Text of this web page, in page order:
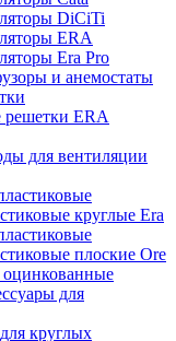
DiCiTi
ERA
Era Pro
и анемостаты
ERA
для вентиляции
круглые Era
плоские Ore
оцинкованные
для
круглых